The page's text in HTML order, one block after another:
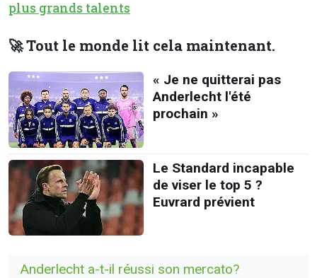
plus grands talents
🚀 Tout le monde lit cela maintenant.
« Je ne quitterai pas
Anderlecht l'été
prochain »
Le Standard incapable
de viser le top 5 ?
Euvrard prévient
Anderlecht a-t-il réussi son mercato?